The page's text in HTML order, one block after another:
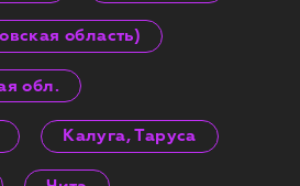
область)
обл.
Калуга, Таруса